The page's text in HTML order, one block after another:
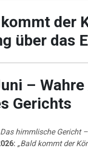
der
über das
–
Gerichts
Das himmlische Gericht
„Bald kommt der